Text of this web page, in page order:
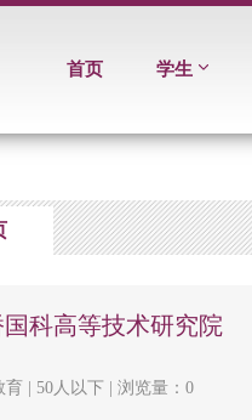
首页 学生
科高等技术研究院
育 | 50人以下 | 浏览量：0